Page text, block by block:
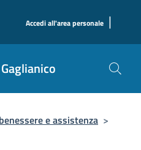
Accedi all'area personale |
e assistenza >